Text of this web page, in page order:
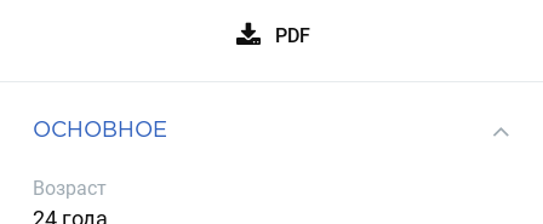
PDF
ОСНОВНОЕ
Возраст
24 года